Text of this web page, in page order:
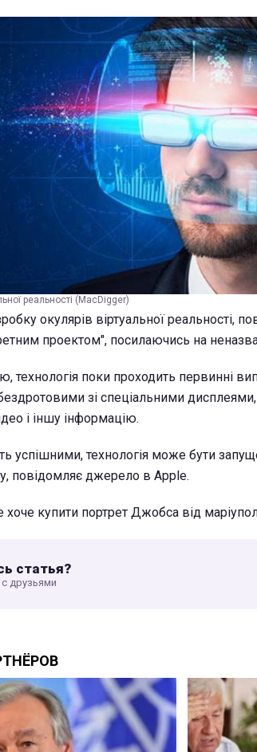
реальності (MacDigger)
окулярів віртуальної реальності,
проектом", посилаючись на
технологія поки проходить первинні
зі спеціальними
і іншу інформацію.
успішними, технологія може бути
повідомляє джерело в Apple.
хоче купити портрет Джобса від
статья?
друзьями